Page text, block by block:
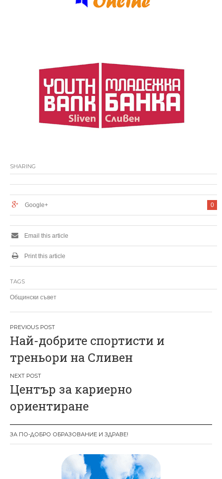
SHARING
0
Google+
Email this article
Print this article
TAGS
Общински съвет
Н
а
в
и
г
а
ц
и
Най-добрите спортисти и
треньори на Сливен
Център за кариерно
ориентиране
ЗА ПО-ДОБРО ОБРАЗОВАНИЕ И ЗДРАВЕ!